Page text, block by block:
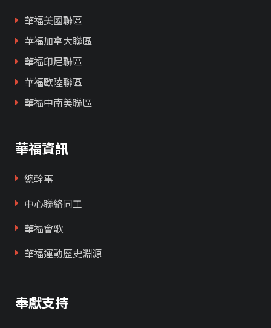
華福美國聯區
華福加拿大聯區
華福印尼聯區
華福歐陸聯區
華福中南美聯區
華福資訊
總幹事
中心聯絡同工
華福會歌
華福運動歷史淵源
奉獻支持